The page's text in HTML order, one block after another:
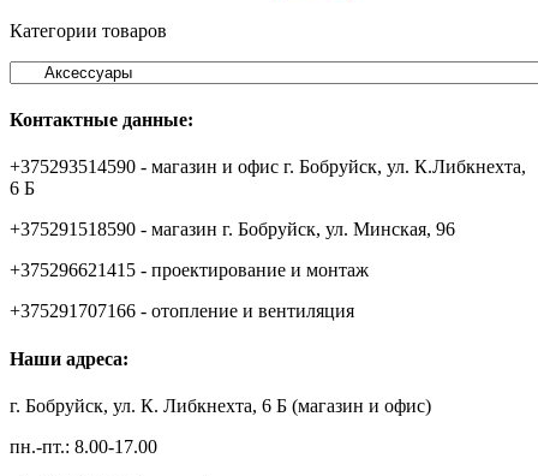
Категории товаров
Контактные данные:
+375293514590 - магазин и офис г. Бобруйск, ул. К.Либкнехта,
6 Б
+375291518590 - магазин г. Бобруйск, ул. Минская, 96
+375296621415 - проектирование и монтаж
+375291707166 - отопление и вентиляция
Наши адреса:
г. Бобруйск, ул. К. Либкнехта, 6 Б (магазин и офис)
пн.-пт.: 8.00-17.00